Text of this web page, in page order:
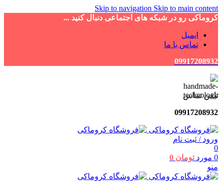
Skip to navigation Skip to main content
کروماکی رو در شبکه های اجتماعی دنبال کنید ...
ایمیل
تماس با ما
09917208932
تلفن تماس
09917208932
ورود / ثبت نام
0
0 مورد تومان
منو